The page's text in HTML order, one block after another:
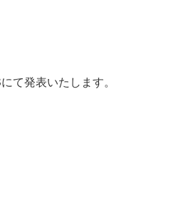
て発表いたします。